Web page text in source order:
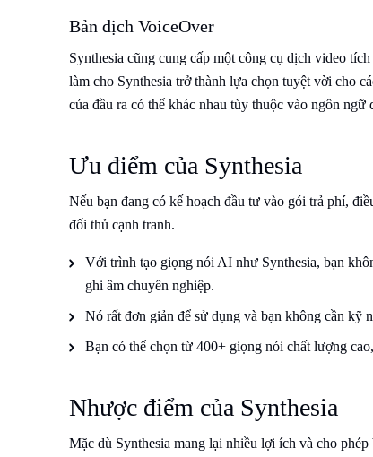
Bản dịch VoiceOver
Synthesia cũng cung cấp một công cụ dịch video
làm cho Synthesia trở thành lựa chọn tuyệt vời cho
của đầu ra có thể khác nhau tùy thuộc vào ngôn ngữ
Ưu điểm của Synthesia
Nếu bạn đang có kế hoạch đầu tư vào gói trả phí,
đối thủ cạnh tranh.
Với trình tạo giọng nói AI như Synthesia, bạn
ghi âm chuyên nghiệp.
Nó rất đơn giản để sử dụng và bạn không cần kỹ
Bạn có thể chọn từ 400+ giọng nói chất lượng
Nhược điểm của Synthesia
Mặc dù Synthesia mang lại nhiều lợi ích và cho